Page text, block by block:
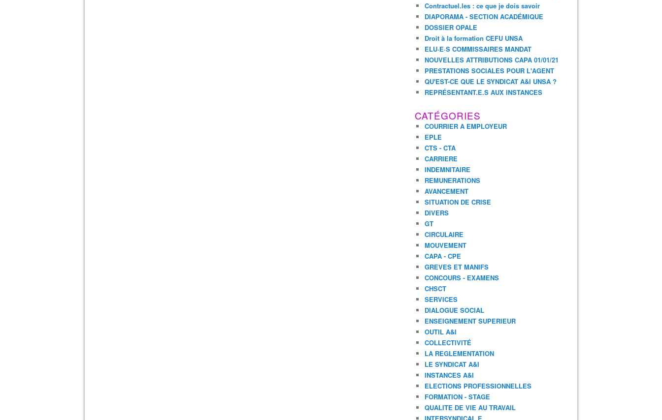
Contractuel.les : ce que je dois savoir
DIAPORAMA - SECTION ACADÉMIQUE
DOSSIER OPALE
Droit à la formation CEFU UNSA
ELU·E·S COMMISSAIRES MANDAT
NOUVELLES ATTRIBUTIONS CAPA 01/01/21
PRESTATIONS SOCIALES POUR L'AGENT
QU'EST-CE QUE LE SYNDICAT A&I UNSA ?
REPRÉSENTANT.E.S AUX INSTANCES
CATÉGORIES
COURRIER A EMPLOYEUR
EPLE
CTS - CTA
CARRIERE
INDEMNITAIRE
REMUNERATIONS
AVANCEMENT
SITUATION DE CRISE
DIVERS
GT
CIRCULAIRE
MOUVEMENT
CAPA - CPE
GREVES ET MANIFS
CONCOURS - EXAMENS
CHSCT
SERVICES
DIALOGUE SOCIAL
ENSEIGNEMENT SUPERIEUR
OUTIL A&I
COLLECTIVITÉ
LA REGLEMENTATION
LE SYNDICAT A&I
INSTANCES A&I
ELECTIONS PROFESSIONNELLES
FORMATION - STAGE
QUALITE DE VIE AU TRAVAIL